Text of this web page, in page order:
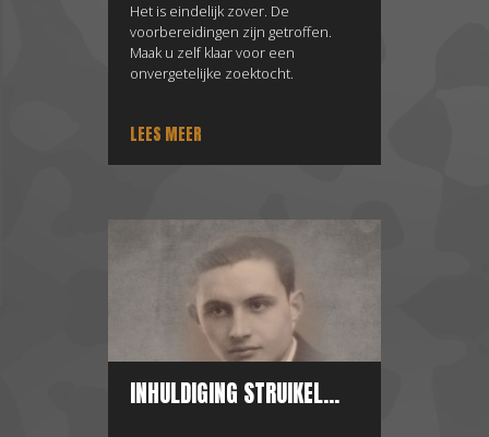
Het is eindelijk zover. De
voorbereidingen zijn getroffen.
Maak u zelf klaar voor een
onvergetelijke zoektocht.
LEES MEER
INHULDIGING STRUIKEL...